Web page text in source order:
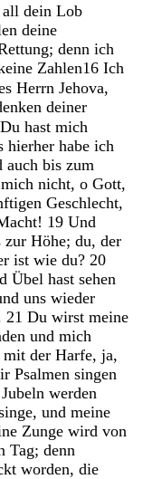
all dein Lob
deine
; denn ich
Zahlen16 Ich
Herrn Jehova,
deiner
Du hast mich
hierher habe ich
auch bis zum
mich nicht, o Gott,
Geschlecht,
! 19 Und
zur Höhe; du, der
ist wie du? 20
Übel hast sehen
uns wieder
21 Du wirst meine
und mich
mit der Harfe, ja,
Psalmen singen
Jubeln werden
, und meine
Zunge wird von
Tag; denn
worden, die